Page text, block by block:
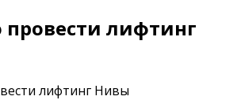
лифтинг